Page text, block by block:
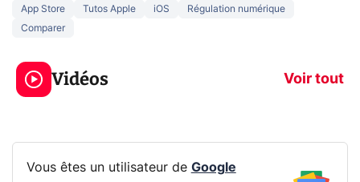
App Store Tutos Apple iOS
Régulation numérique
Comparer
Vidéos Voir tout
3 écrans en 1 pour
319€ ? Voici L'AOC
CQ32G4ZA !
prochaine
Vous êtes un utilisateur de Google